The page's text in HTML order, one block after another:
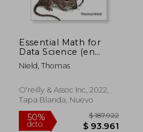
50% $ 192.676
Essential Math for
Data Science (en
Inglés)
Nield, Thomas
O'reilly & Assoc Inc, 2022,
Tapa Blanda, Nuevo